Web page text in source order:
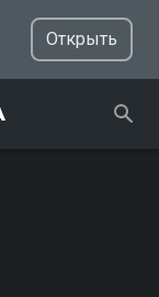
Открыть